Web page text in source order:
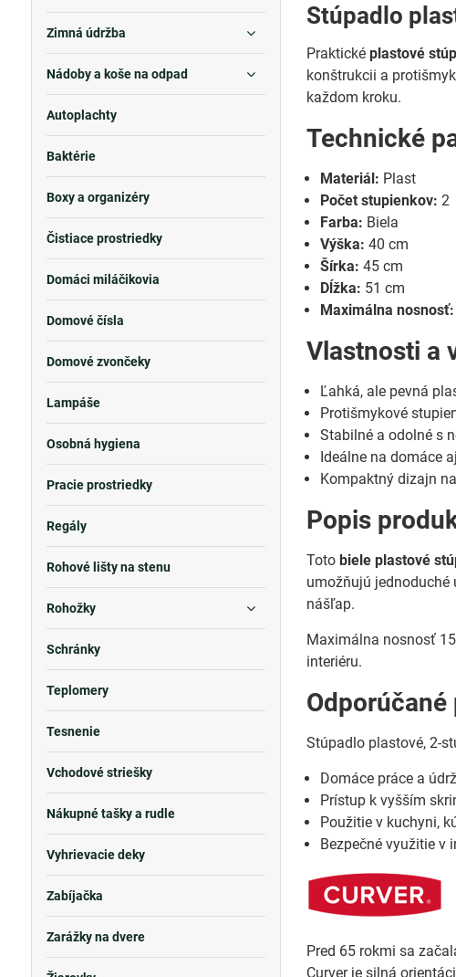
Stúpadlo
Prakticképlastové
konštrukcii a
každom kroku.
Technické
Materiál: Plast
Počet stupienkov: 2
Farba: Biela
Výška: 40 cm
Šírka: 45 cm
Dĺžka: 51 cm
Maximálna nosnosť:
Vlastnosti a
Ľahká, ale pevná
Protišmykové
Stabilné a odolné s
Ideálne na domáce
Kompaktný dizajn
Popis
Totobiele plastové
umožňujú
nášľap.
Maximálna nosnosť
interiéru.
Stúpadlo plastové, 2-
Domáce práce a
Prístup k vyšším
Použitie v kuchyni,
Bezpečné využitie v
Pred 65 rokmi sa
Curver je silná
Zimná údržba
Nádoby a koše na odpad
Autoplachty
Baktérie
Boxy a organizéry
Čistiace prostriedky
Domáci miláčikovia
Domové čísla
Domové zvončeky
Lampáše
Osobná hygiena
Pracie prostriedky
Regály
Rohové lišty na stenu
Rohožky
Schránky
Teplomery
Tesnenie
Vchodové striešky
Nákupné tašky a rudle
Vyhrievacie deky
Zabíjačka
Zarážky na dvere